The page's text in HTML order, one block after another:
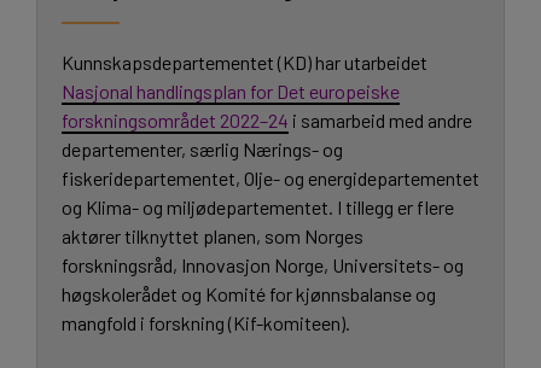
Kunnskapsdepartementet (KD) har utarbeidet
Nasjonal handlingsplan for Det europeiske
forskningsområdet 2022–24 i samarbeid med andre
departementer, særlig Nærings- og
fiskeridepartementet, Olje- og energidepartementet
og Klima- og miljødepartementet. I tillegg er flere
aktører tilknyttet planen, som Norges
forskningsråd, Innovasjon Norge, Universitets- og
høgskolerådet og Komité for kjønnsbalanse og
mangfold i forskning (Kif-komiteen).